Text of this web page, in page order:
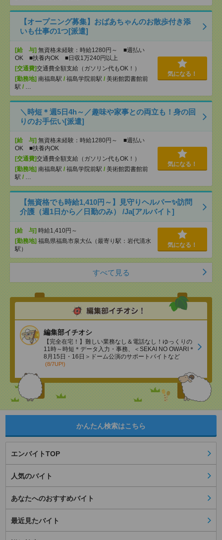
【オープニング募集】おばあちゃんのお散歩付き添
いも仕事の1つ[派遣]
[給 与] 無資格未経験：時給1280円～ ■週払い
OK ■扶養内OK ■日収1万240円以上
[交通費]交通費全額支給（ガソリン代もOK！）
[勤務地] 南福島駅 / 福島学院前駅 / 美術館図書館前
駅 /
気になる！
＼時短＊週5日4h～／趣味や家事との両立も！身の回
りのお手伝い[派遣]
[給 与] 無資格未経験：時給1280円～ ■週払い
OK ■扶養内OK
[交通費]交通費全額支給（ガソリン代もOK！）
[勤務地] 南福島駅 / 福島学院前駅 / 美術館図書館前
駅 /
気になる！
【無資格でも時給1,410円～】見守りヘルパー✨訪問
介護（週1日から／日勤のみ） /Ja[アルバイト]
[給 与] 時給1,410円～
[勤務地] 福島県福島市泉大仏（最寄り駅：岩代清水
駅）
気になる！
すべて見る
編集部イチオシ
【完全在宅！】難しい業務なし＆電話なし！ゆっくりの
11時～時短＊データ入力・事務、＜SEKAI NO OWARI＊
8月15日・16日＞ドーム公演のサポートバイトなど
(8/7UP!)
かんたん検索はこちら
エンバイトTOP
人気のバイト
あなたへのおすすめバイト
最近見たバイト